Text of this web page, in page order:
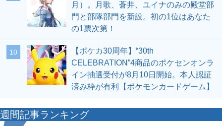
月）。月歌、蒼井、ユイナのみの殿堂部
門と部隊部門を新設。初の1位はあなた
の1票次第！
10
【ポケカ30周年】“30th
CELEBRATION”4商品のポケセンオンラ
イン抽選受付が8月10日開始。本人認証
済み枠が有利【ポケモンカードゲーム】
週間記事ランキング